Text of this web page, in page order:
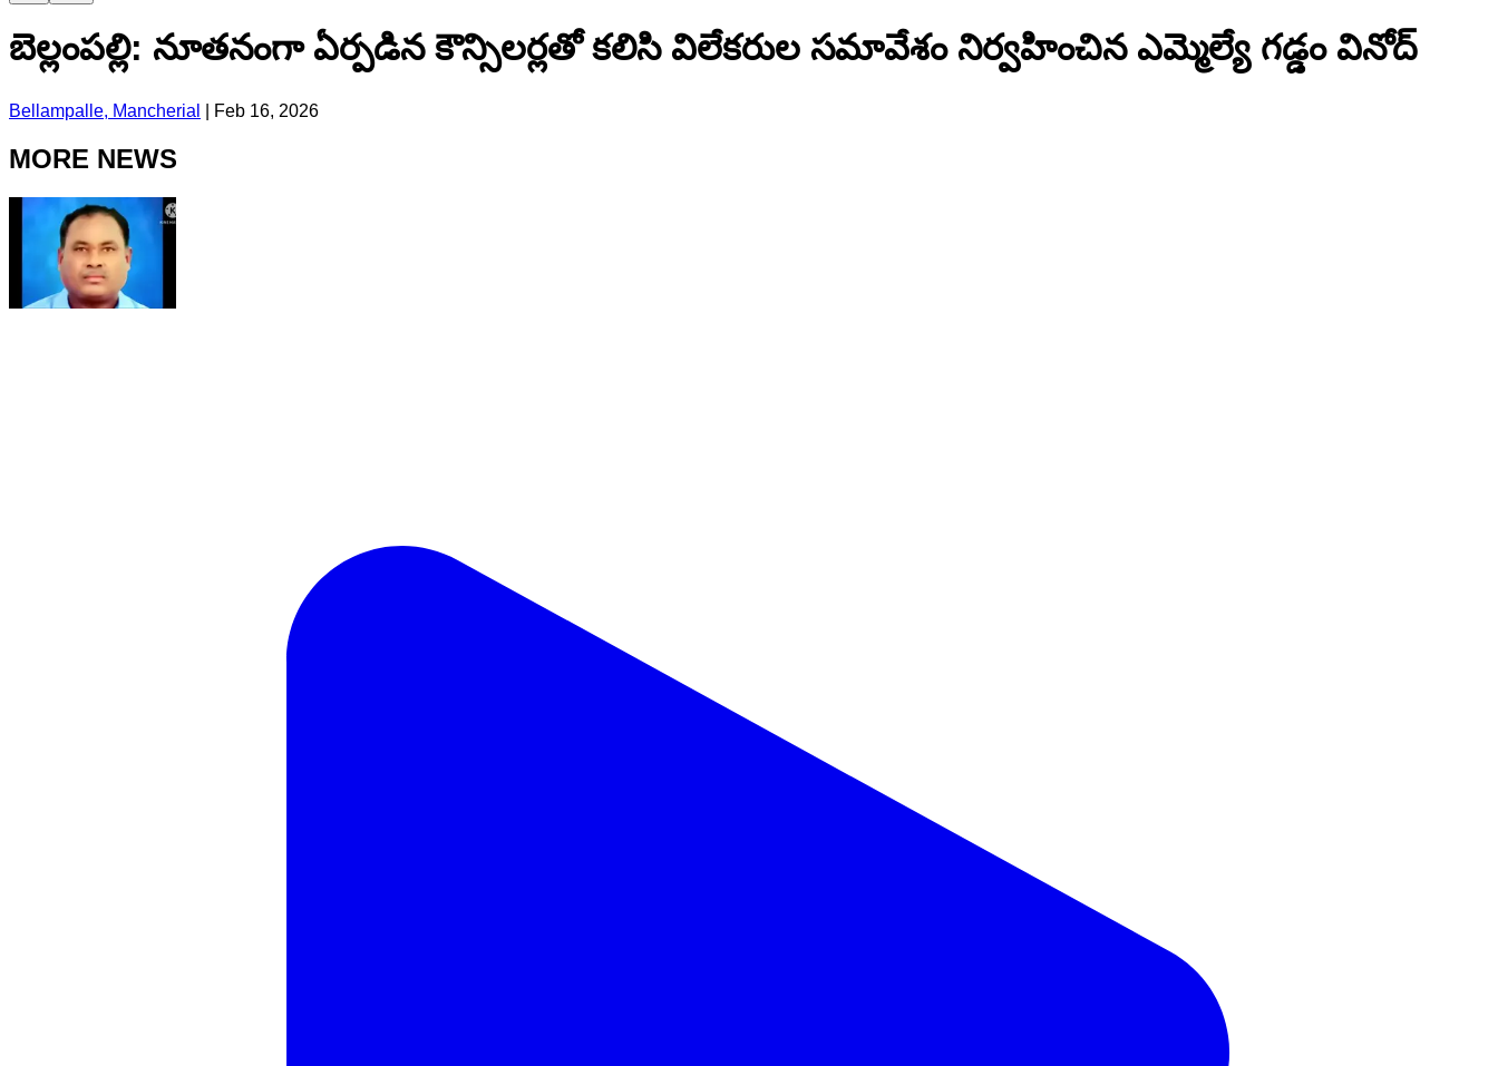
బెల్లంపల్లి: నూతనంగా ఏర్పడిన కౌన్సిలర్లతో కలిసి విలేకరుల సమావేశం నిర్వహించిన ఎమ్మెల్యే గడ్డం వినోద్
Bellampalle, Mancherial Feb 16, 2026
MORE NEWS